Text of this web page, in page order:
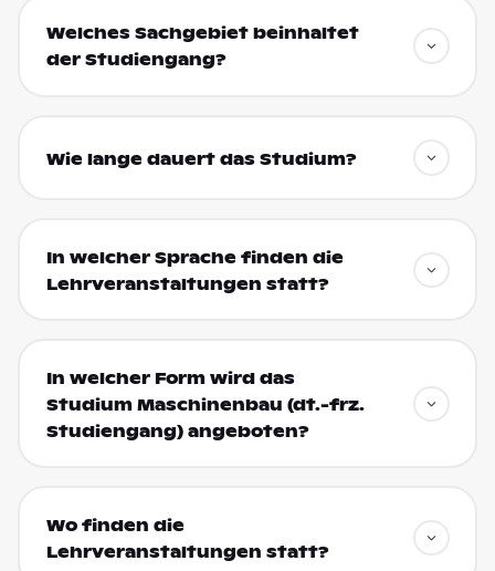
Welches Sachgebiet beinhaltet
der Studiengang?
Wie lange dauert das Studium?
In welcher Sprache finden die
Lehrveranstaltungen statt?
In welcher Form wird das
Studium Maschinenbau (dt.-frz.
Studiengang) angeboten?
Wo finden die
Lehrveranstaltungen statt?